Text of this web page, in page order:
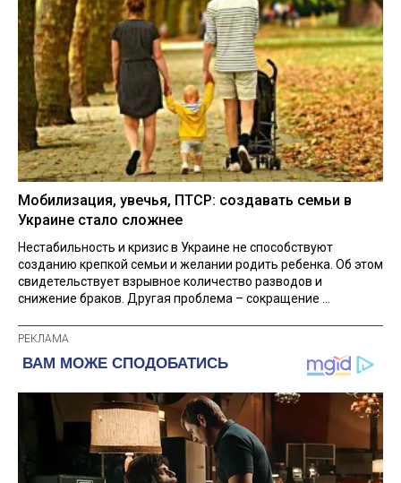
Мобилизация, увечья, ПТСР: создавать семьи в
Украине стало сложнее
Нестабильность и кризис в Украине не способствуют
созданию крепкой семьи и желании родить ребенка. Об этом
свидетельствует взрывное количество разводов и
снижение браков. Другая проблема – сокращение ...